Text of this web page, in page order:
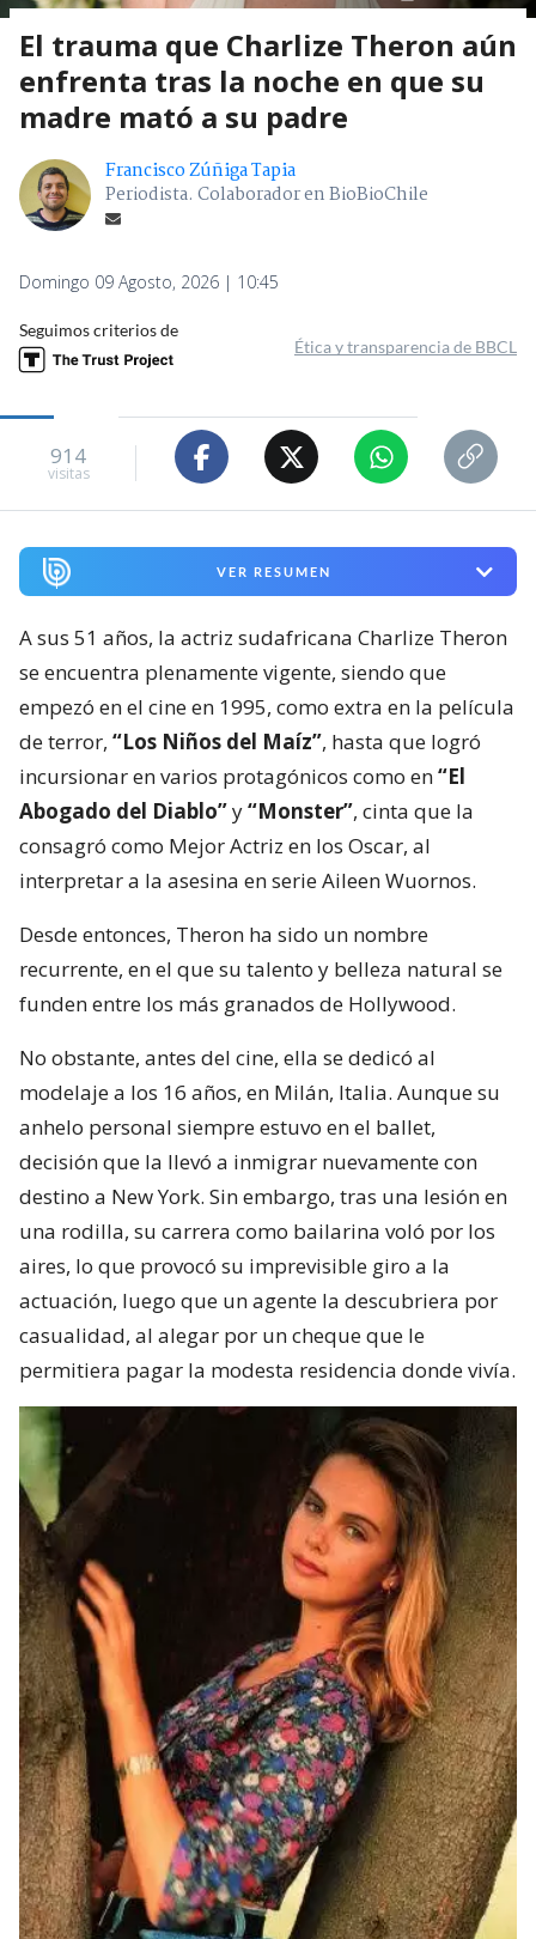
El trauma que Charlize Theron aún
enfrenta tras la noche en que su
madre mató a su padre
Francisco Zúñiga Tapia
Periodista. Colaborador en BioBioChile
Domingo 09 Agosto, 2026 | 10:45
Seguimos criterios de
Ética y transparencia de BBCL
914
visitas
VER RESUMEN
A sus 51 años, la actriz sudafricana Charlize Theron
se encuentra plenamente vigente, siendo que
empezó en el cine en 1995, como extra en la película
de terror, “Los Niños del Maíz”, hasta que logró
incursionar en varios protagónicos como en“El
Abogado del Diablo”y“Monster”, cinta que la
consagró como Mejor Actriz en los Oscar, al
interpretar a la asesina en serie Aileen Wuornos.
Desde entonces, Theron ha sido un nombre
recurrente, en el que su talento y belleza natural se
funden entre los más granados de Hollywood.
No obstante, antes del cine, ella se dedicó al
modelaje a los 16 años, en Milán, Italia. Aunque su
anhelo personal siempre estuvo en el ballet,
decisión que la llevó a inmigrar nuevamente con
destino a New York. Sin embargo, tras una lesión en
una rodilla, su carrera como bailarina voló por los
aires, lo que provocó su imprevisible giro a la
actuación, luego que un agente la descubriera por
casualidad, al alegar por un cheque que le
permitiera pagar la modesta residencia donde vivía.